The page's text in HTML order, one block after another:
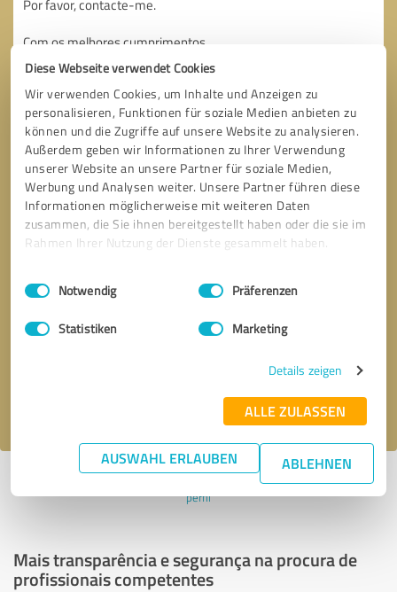
Diese Webseite verwendet Cookies
Wir verwenden Cookies, um Inhalte und Anzeigen zu
personalisieren, Funktionen für soziale Medien anbieten zu
können und die Zugriffe auf unsere Website zu analysieren.
Außerdem geben wir Informationen zu Ihrer Verwendung
unserer Website an unsere Partner für soziale Medien,
Werbung und Analysen weiter. Unsere Partner führen diese
Informationen möglicherweise mit weiteren Daten
zusammen, die Sie ihnen bereitgestellt haben oder die sie im
Rahmen Ihrer Nutzung der Dienste gesammelt haben.
Impressum Datenschutzbestimmungen
Einwilligungsauswahl
Notwendig Präferenzen
Statistiken Marketing
Details zeigen
ALLE ZULASSEN
AUSWAHL ERLAUBEN ABLEHNEN
Última atualização: 23.07.2021|Denunciar
perfil
Mais transparência e segurança na procura de
profissionais competentes